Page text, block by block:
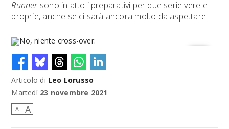
Runnersono in atto i preparativi per due serie vere e
proprie, anche se ci sarà ancora molto da aspettare.
No, niente cross-over.
Articolo di Leo Lorusso
Martedì 23 novembre 2021
A A